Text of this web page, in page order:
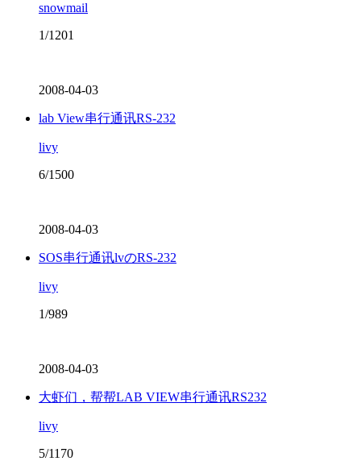
snowmail
1/1201
2008-04-03
lab View串行通讯RS-232
livy
6/1500
2008-04-03
SOS串行通讯lvのRS-232
livy
1/989
2008-04-03
大虾们，帮帮LAB VIEW串行通讯RS232
livy
5/1170